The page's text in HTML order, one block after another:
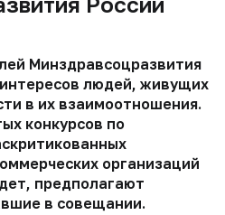
Минздравсоцразвития
людей, живущих
в их взаимоотношения.
конкурсов по
организаций
предполагают
в совещании.